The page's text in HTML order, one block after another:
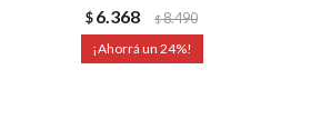
$6.368 $8.490
24